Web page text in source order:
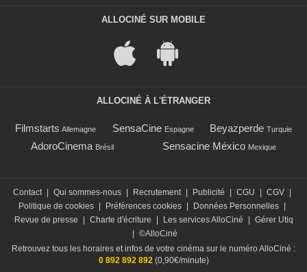
ALLOCINÉ SUR MOBILE
ALLOCINÉ À L'ÉTRANGER
Filmstarts Allemagne SensaCine Espagne Beyazperde Turquie
AdoroCinema Brésil Sensacine México Mexique
Contact Qui sommes-nous Recrutement Publicité CGU CGV
Politique de cookies
Préférences cookies Données Personnelles
Revue de presse
Charte d'écriture Les services AlloCiné
Gérer Utiq
©AlloCiné
Retrouvez tous les horaires et infos de votre cinéma sur le numéro AlloCiné :
0 892 892 892(0,90€/minute)